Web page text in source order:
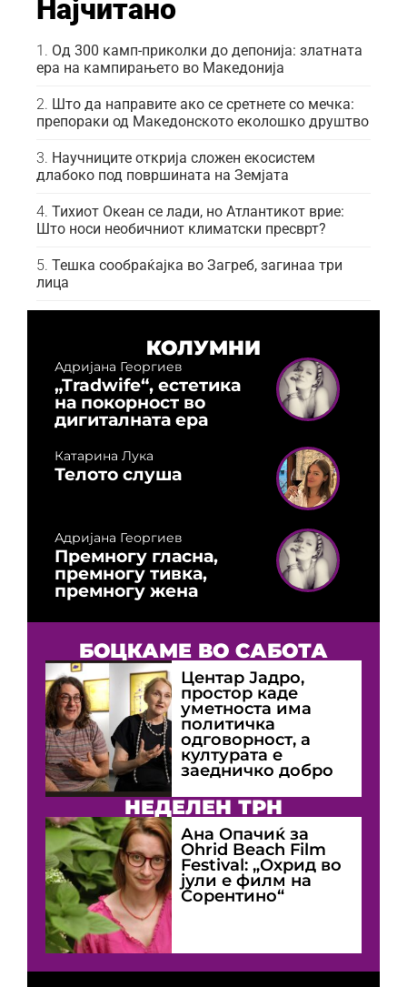
Најчитано
Од 300 камп-приколки до депонија: златната
ера на кампирањето во Македонија
Што да направите ако се сретнете со мечка:
препораки од Македонското еколошко друштво
Научниците открија сложен екосистем
длабоко под површината на Земјата
Тихиот Океан се лади, но Атлантикот врие:
Што носи необичниот климатски пресврт?
Тешка сообраќајка во Загреб, загинаа три
лица
КОЛУМНИ
Адријана Георгиев
„Tradwife“, естетика
на покорност во
дигиталната ера
Катарина Лука
Телото слуша
Адријана Георгиев
Премногу гласна,
премногу тивка,
премногу жена
БОЦКАМЕ ВО САБОТА
Центар Јадро,
простор каде
уметноста има
политичка
одговорност, а
културата е
заедничко добро
НЕДЕЛЕН ТРН
Ана Опачиќ за
Оhrid Beach Film
Festival: „Охрид во
јули е филм на
Сорентино“